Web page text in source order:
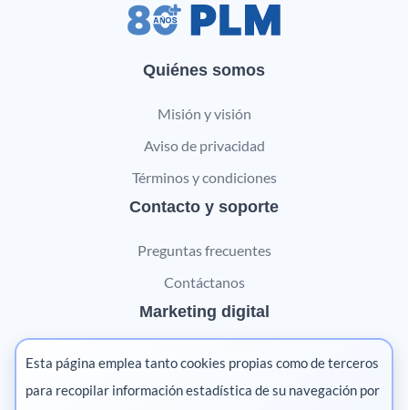
Quiénes somos
Misión y visión
Aviso de privacidad
Términos y condiciones
Contacto y soporte
Preguntas frecuentes
Contáctanos
Marketing digital
Pharma
Salud animal
Esta página emplea tanto cookies propias como de terceros
para recopilar información estadística de su navegación por